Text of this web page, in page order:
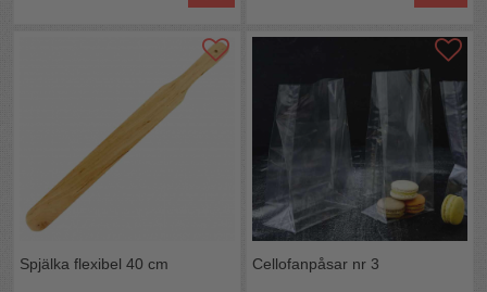
Spjälka flexibel 40 cm Cellofanpåsar nr 3